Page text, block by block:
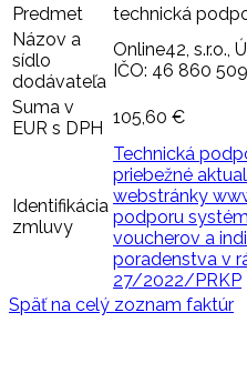
Predmet
technická
Názov a
sídlo
dodávateľa
Online42, s.r.o.,
IČO: 46 860 509
Suma v
EUR s DPH
105,60 €
Identifikácia
zmluvy
Technická
priebežné
webstránky
podporu
voucherov a
poradenstva v
27/2022/PRKP
Späť na celý zoznam faktúr